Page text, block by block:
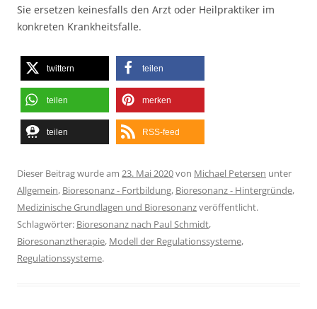
Sie ersetzen keinesfalls den Arzt oder Heilpraktiker im
konkreten Krankheitsfalle.
twittern teilen
teilen merken
teilen RSS-feed
Dieser Beitrag wurde am 23. Mai 2020von Michael Petersen unter
Allgemein, Bioresonanz - Fortbildung, Bioresonanz - Hintergründe,
Medizinische Grundlagen und Bioresonanzveröffentlicht.
Schlagwörter: Bioresonanz nach Paul Schmidt,
Bioresonanztherapie, Modell der Regulationssysteme,
Regulationssysteme.